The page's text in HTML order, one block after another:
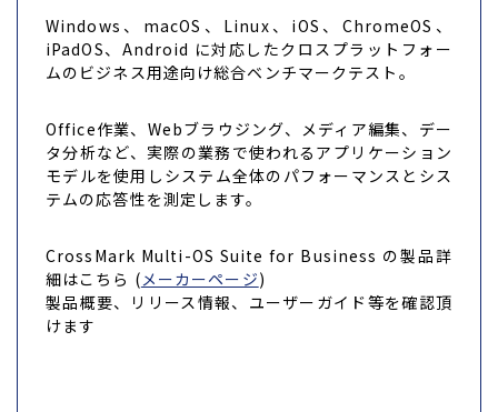
Windows、macOS、Linux、iOS、ChromeOS、
iPadOS、Android に対応したクロスプラットフォー
ムのビジネス用途向け総合ベンチマークテスト。
Office作業、Webブラウジング、メディア編集、デー
タ分析など、実際の業務で使われるアプリケーション
モデルを使用しシステム全体のパフォーマンスとシス
テムの応答性を測定します。
CrossMark Multi-OS Suite for Business の製品詳
細はこちら (メーカーページ)
製品概要、リリース情報、ユーザーガイド等を確認頂
けます